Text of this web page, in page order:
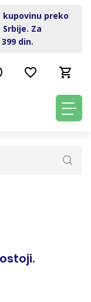
kupovinu preko
Za
din.